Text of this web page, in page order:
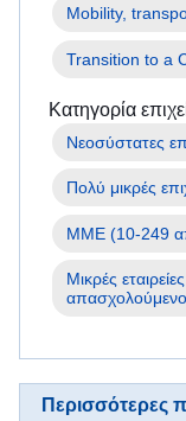
Mobility,
Transition to a
Κατηγορία
Πολύ μικρές
ΜΜΕ (10-249
Μικρές
Περισσότερες